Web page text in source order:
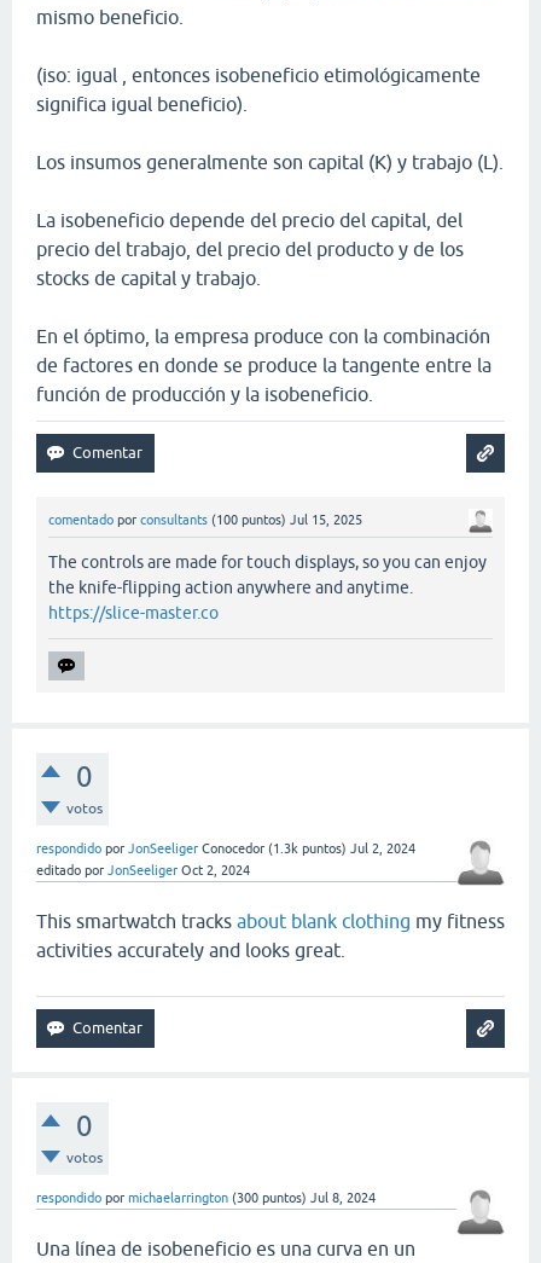
mismo beneficio.
(iso: igual , entonces isobeneficio etimológicamente
significa igual beneficio).
Los insumos generalmente son capital (K) y trabajo (L).
La isobeneficio depende del precio del capital, del
precio del trabajo, del precio del producto y de los
stocks de capital y trabajo.
En el óptimo, la empresa produce con la combinación
de factores en donde se produce la tangente entre la
función de producción y la isobeneficio.
comentado por consultants (100 puntos) Jul 15, 2025
The controls are made for touch displays, so you can enjoy
the knife-flipping action anywhere and anytime.
https://slice-master.co
0
votos
respondido por JonSeeliger Conocedor (1.3k puntos) Jul 2, 2024
editado por JonSeeliger Oct 2, 2024
This smartwatch tracks about blank clothing my fitness
activities accurately and looks great.
0
votos
respondido por michaelarrington (300 puntos) Jul 8, 2024
Una línea de isobeneficio es una curva en un